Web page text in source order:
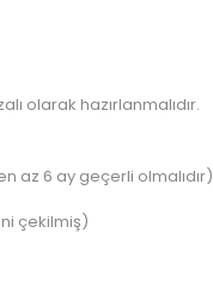
olarak hazırlanmalıdır.
az 6 ay geçerli olmalıdır)
çekilmiş)